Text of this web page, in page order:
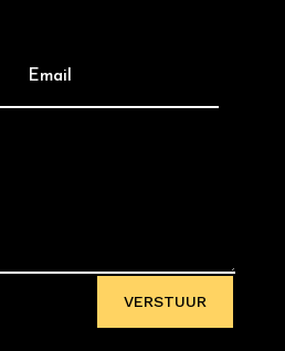
VERSTUUR